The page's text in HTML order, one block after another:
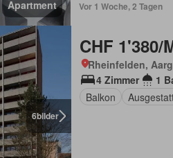
Apartment Vor 1 Woche, 2 Tagen
6bilder
CHF 1'380/
Rheinfelden,
4 Zimmer
1
Balkon